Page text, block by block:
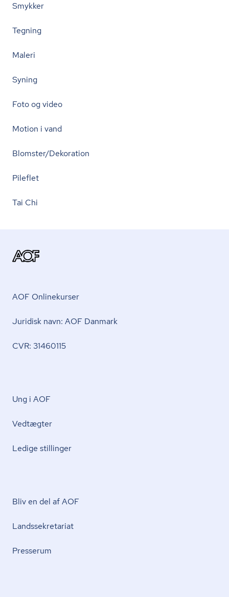
Smykker
Tegning
Maleri
Syning
Foto og video
Motion i vand
Blomster/Dekoration
Pileflet
Tai Chi
AOF Onlinekurser
Juridisk navn: AOF Danmark
CVR: 31460115
Ung i AOF
Vedtægter
Ledige stillinger
Bliv en del af AOF
Lands­se­kre­ta­ri­at
Presserum